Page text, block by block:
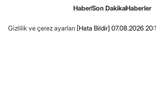
HaberSon DakikaHaberler
Gizlilik ve çerez ayarları [Hata Bildir] 07.08.2026